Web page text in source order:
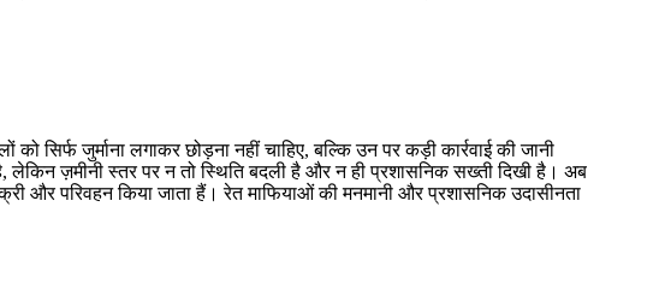
सिर्फ जुर्माना लगाकर छोड़ना नहीं चाहिए, बल्कि उन पर कड़ी कार्रवाई की जानी
लेकिन ज़मीनी स्तर पर न तो स्थिति बदली है और न ही प्रशासनिक सख्ती दिखी है। अब
और परिवहन किया जाता हैं। रेत माफियाओं की मनमानी और प्रशासनिक उदासीनता